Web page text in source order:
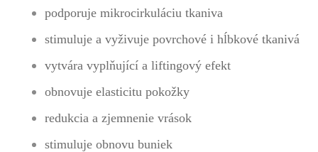
podporuje mikrocirkuláciu tkaniva
stimuluje a vyživuje povrchové i hĺbkové tkanivá
vytvára vyplňující a liftingový efekt
obnovuje elasticitu pokožky
redukcia a zjemnenie vrások
stimuluje obnovu buniek